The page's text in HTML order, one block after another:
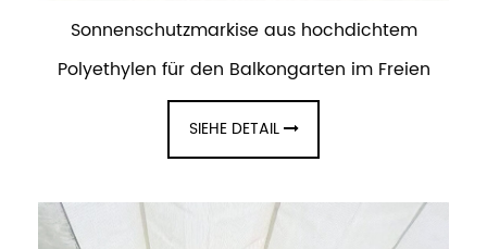
Sonnenschutzmarkise aus hochdichtem
Polyethylen für den Balkongarten im Freien
SIEHE DETAIL